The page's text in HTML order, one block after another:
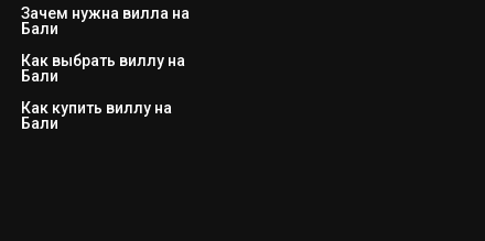
Зачем нужна вилла на
Бали
Как выбрать виллу на
Бали
Как купить виллу на
Бали